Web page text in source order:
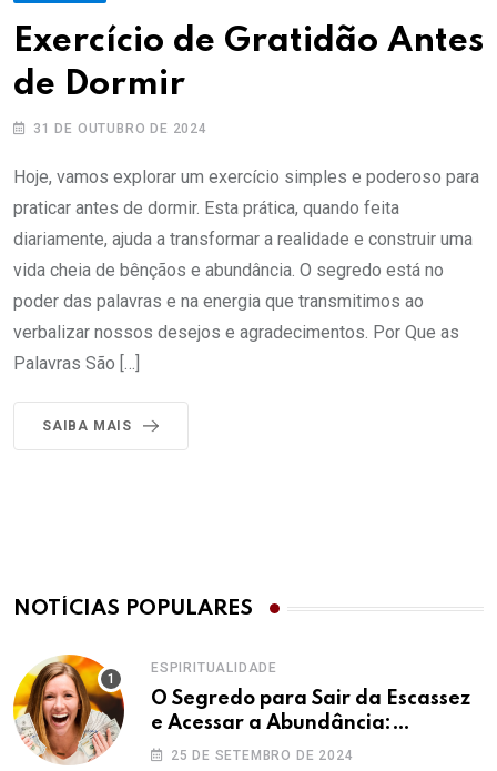
Exercício de Gratidão Antes
de Dormir
31 DE OUTUBRO DE 2024
Hoje, vamos explorar um exercício simples e poderoso para
praticar antes de dormir. Esta prática, quando feita
diariamente, ajuda a transformar a realidade e construir uma
vida cheia de bênçãos e abundância. O segredo está no
poder das palavras e na energia que transmitimos ao
verbalizar nossos desejos e agradecimentos. Por Que as
Palavras São […]
SAIBA MAIS
NOTÍCIAS POPULARES
ESPIRITUALIDADE
O Segredo para Sair da Escassez
e Acessar a Abundância:
Ho’oponopono pela Prosperidade
25 DE SETEMBRO DE 2024